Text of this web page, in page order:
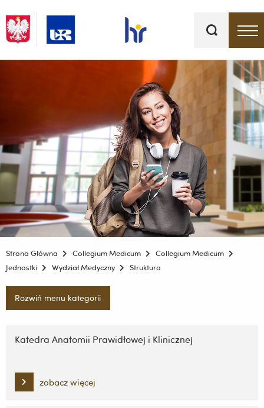
kluczowe
Strona Główna Collegium Medicum
Collegium Medicum
Jednostki
Wydział Medyczny Struktura
Rozwiń menu kategorii
nawigację
treści
Katedra Anatomii Prawidłowej i Klinicznej
zobacz więcej